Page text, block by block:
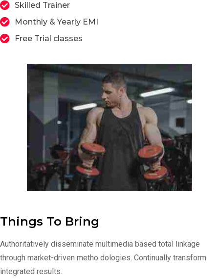
Skilled Trainer
Monthly & Yearly EMI
Free Trial classes
Things To Bring
Authoritatively disseminate multimedia based total linkage
through market-driven metho dologies. Continually transform
integrated results.